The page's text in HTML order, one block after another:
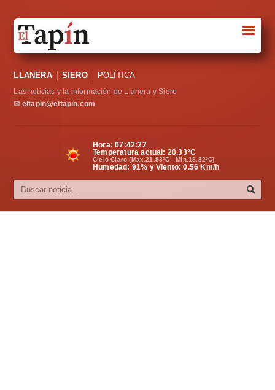
Sociedad
Política
Cultura
☰
LLANERA SIERO POLÍTICA
Las noticias y la información de Llanera y Siero
✉ eltapin@eltapin.com
Hora:07:42:22
Temperatura actual: 20.33°C
Cielo Claro (Max.21.83ºC - Min.18.82ºC)
Humedad: 91% y Viento: 0.56 Km/h